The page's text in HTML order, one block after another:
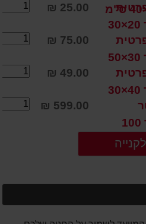
רכב זר יגרר 20×30
25.00 ₪
רכב זר יגרר 30×50
75.00 ₪
רכב זר יגרר 40×30
49.00 ₪
לשליטה עד 100
599.00 ₪
לקנייה